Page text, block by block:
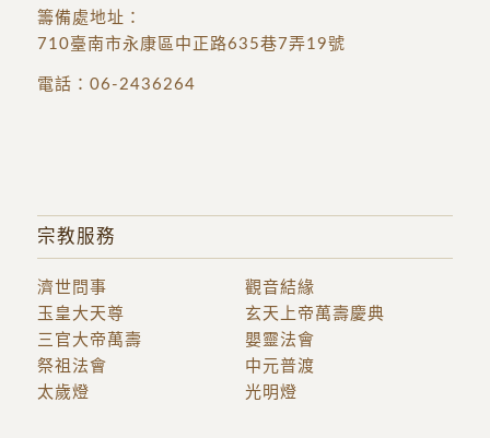
籌備處地址 ：
710臺南市永康區中正路635巷7弄19號
電話： 06-2436264
宗教服務
濟世問事
觀音結緣
玉皇大天尊
三官大帝萬壽
玄天上帝萬壽慶典
嬰靈法會
祭祖法會
中元普渡
太歲燈
光明燈